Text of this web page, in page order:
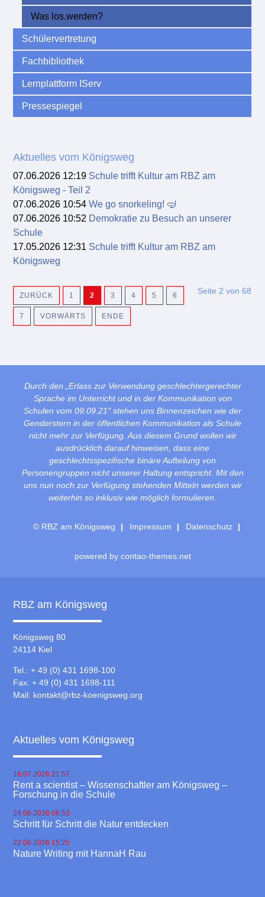
Was los.werden?
Schülervertretung
Fachbibliothek
Lernplattform IServ
Pressespiegel
Aktuelles vom Königsweg
07.06.2026 12:19 Schule trifft Kultur am RBZ am
Königsweg - Teil 2
07.06.2026 10:54 We go snorkeling! 🤿
07.06.2026 10:52 Demokratie zu Besuch an unserer
Schule
17.05.2026 12:31 Schule trifft Kultur am RBZ am
Königsweg
Seite 2 von 68
ZURÜCK 1 2 3 4 5 6
7 VORWÄRTS ENDE
Durch den „Erlass zur Verwendung geschlechtergerechter
Sprache im Unterricht und in der Kommunikation von
Schulen vom 09.09.21" stehen uns Binnenzeichen wie der
Genderstern in der öffentlichen Kommunikation als Schule
nicht mehr zur Verfügung. Aus diesem Grund wollen wir
ausdrücklich darauf hinweisen, dass eine
geschlechtsspezifische binäre Aufteilung von
Personengruppen nicht unserer Haltung entspricht. Mit den
uns nun noch zur Verfügung stehenden Mitteln werden wir
weiterhin so inklusiv wie möglich formulieren.
© RBZ am Königsweg Impressum Datenschutz
powered by contao-themes.net
RBZ am Königsweg
Königsweg 80
24114 Kiel
Tel.: + 49 (0) 431 1698-100
Fax: + 49 (0) 431 1698-111
Mail: kontakt@rbz-koenigsweg.org
Aktuelles vom Königsweg
16.07.2026 21:57
Rent a scientist – Wissenschaftler am Königsweg –
Forschung in die Schule
24.06.2026 06:53
Schritt für Schritt die Natur entdecken
22.06.2026 15:25
Nature Writing mit HannaH Rau